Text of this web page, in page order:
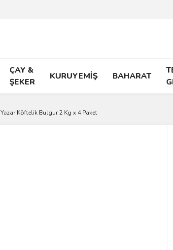
ÇAY &
ŞEKER
KURUYEMİŞ BAHARAT
Yazar Köftelik Bulgur 2 Kg x 4 Paket